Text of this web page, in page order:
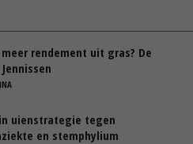
rendement uit gras? De
uienstrategie tegen
en stemphylium